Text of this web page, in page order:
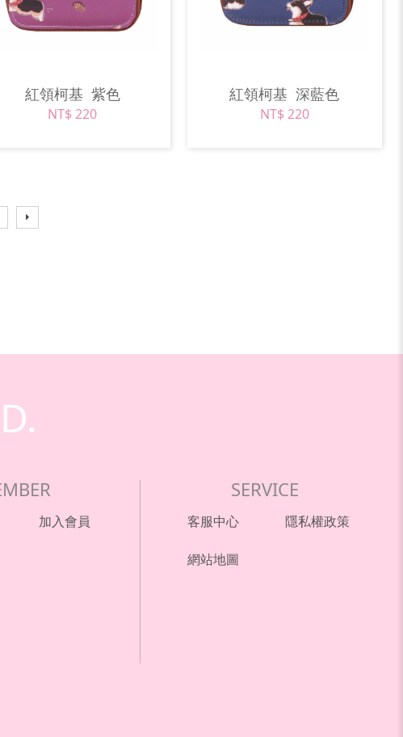
紅領柯基 紫色
NT$ 220
紅領柯基深藍色
NT$ 220
加入會員
SERVICE
客服中心 隱私權政策
網站地圖